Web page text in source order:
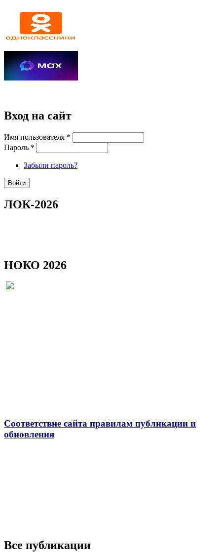
Вход на сайт
Имя пользователя *
Пароль *
Забыли пароль?
ЛОК-2026
НОКО 2026
Соответствие сайта правилам публикации и
обновления
Все публикации